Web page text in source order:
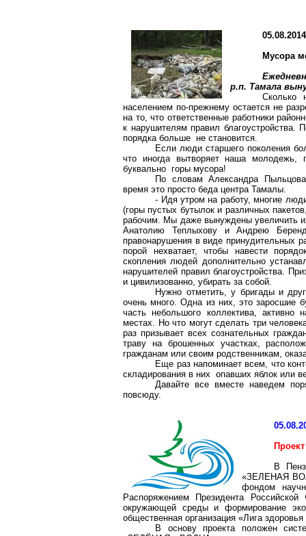
05.08.2014
Мусора
р.п. Тамала
Сколько
населением по-прежнему остается не
на то, что ответственные работники
к нарушителям правил благоустройства.
порядка больше не становится.
Если люди старшего поколения
что иногда вытворяет наша молодежь,
буквально горы мусора!
По словам Александра
время это просто беда центра Тамалы.
- Идя утром на работу, многие
(горы пустых бутылок и различных
рабочим. Мы даже вынуждены увеличить
Анатолию Теплыхову и Андрею
правонарушения в виде принудительных
порой нехватает, чтобы навести
скопления людей дополнительно
нарушителей правил благоустройства.
и цивилизованно, убирать за собой.
Нужно отметить, у бригады и
очень много. Одна из них, это заросшие
часть небольшого коллектива, активно
местах. Но что могут сделать три
раз призывает всех сознательных
траву на брошенных участках,
гражданам или своим родственникам,
Еще раз напоминает всем, что
складирования в них опавших яблок или
Давайте все вместе наведем
повсюду.
В
«ЗЕЛЕНАЯ
фондом
Распоряжением Президента
окружающей среды и формирование
общественная организация «Лига здоровья
В основу проекта положен